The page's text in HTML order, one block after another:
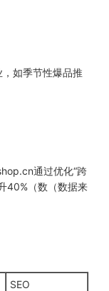
，如季节性爆品推
通过优化“跨
40%（数（数据来
SEO